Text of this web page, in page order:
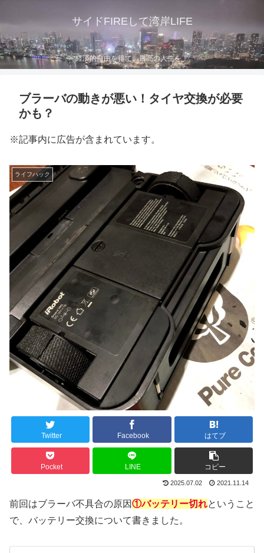
サイドFIREして湾岸LIFE
経済的自由を得て、最高の人生を！
ブラーバの動きが悪い！タイヤ交換が必要
かも？
※記事内に広告が含まれています。
ライフハック
Twitter Facebook はてブ
Pocket LINE コピー
2025.07.02 2021.11.14
前回はブラーバ不具合の原因①バッテリー切れということ
で、バッテリー交換について書きました。